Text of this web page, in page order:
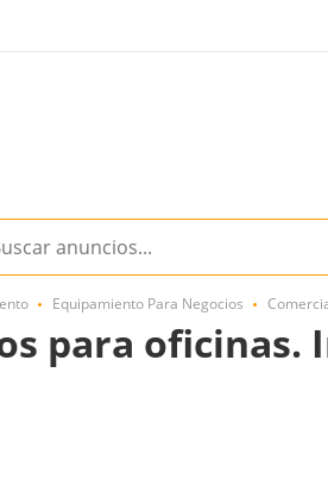
Equipamiento Para Negocios
para oficinas.